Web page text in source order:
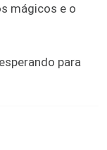
mágicos e o
para